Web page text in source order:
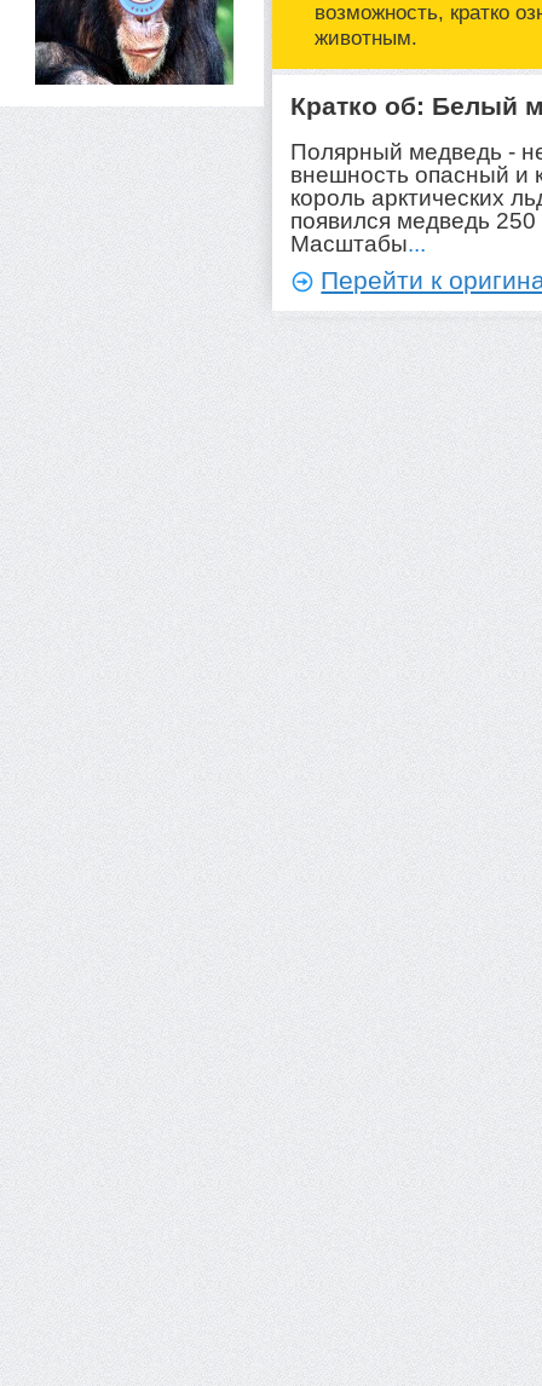
возможность, кратко
животным.
Кратко об: Белый
Полярный медведь -
внешность опасный и
король арктических
появился медведь
Масштабы...
Перейти к